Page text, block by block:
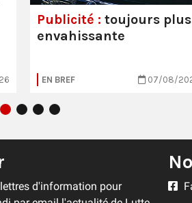
Publicité : toujours plus
envahissante
EN BREF 07/08/
d'information pour